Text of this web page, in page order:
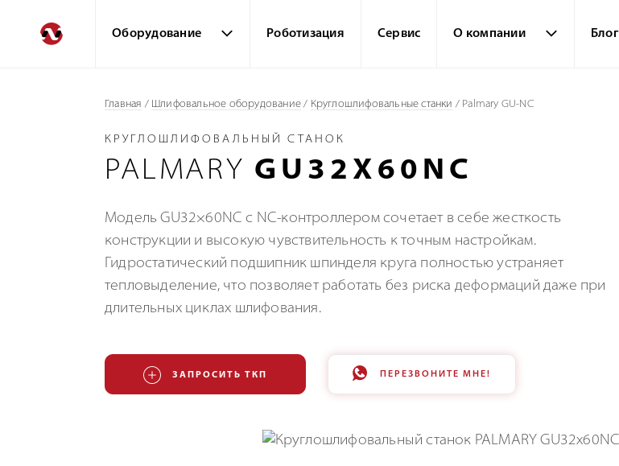
Оборудование Роботизация Сервис О компании Блог
Главная / Шлифовальное оборудование / Круглошлифовальные станки / Palmary GU-NC
КРУГЛОШЛИФОВАЛЬНЫЙ СТАНОК
PALMARY GU32X60NC
Модель GU32×60NC с NC-контроллером сочетает в себе жесткость
конструкции и высокую чувствительность к точным настройкам.
Гидростатический подшипник шпинделя круга полностью устраняет
тепловыделение, что позволяет работать без риска деформаций даже при
длительных циклах шлифования.
ЗАПРОСИТЬ ТКП ПЕРЕЗВОНИТЕ МНЕ!